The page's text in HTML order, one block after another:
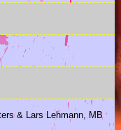
& Lars Lehmann, MB